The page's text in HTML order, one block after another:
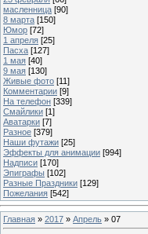
масленница [90]
8 марта [150]
Юмор [72]
1 апреля [25]
Пасха [127]
1 мая [40]
9 мая [130]
Живые фото [11]
Комментарии [9]
На телефон [339]
Смайлики [1]
Аватарки [7]
Разное [379]
Наши футажи [25]
Эффекты для анимации [994]
Надписи [170]
Эпиграфы [102]
Разные Праздники [129]
Пожелания [542]
Главная » 2017 » Апрель » 07